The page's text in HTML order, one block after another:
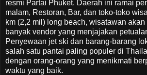
resmi Partai Phuket. Daerah ini ramai
malam, Restoran, Bar, dan toko-toko
km (2,2 mil) long beach, wisatawan
banyak vendor yang menjajakan
Penyewaan jet ski dan barang-barang
salah satu pantai paling populer di
dengan orang-orang yang menikmati
waktu yang baik.